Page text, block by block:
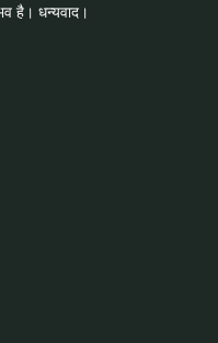
है। धन्यवाद।